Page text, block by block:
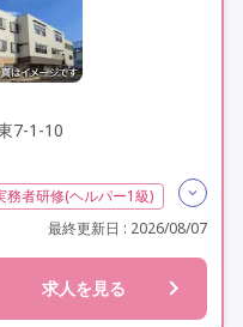
7-1-10
務者研修(ヘルパー1級)
常勤
交通費支給
定年65歳以上
最終更新日 : 2026/08/07
求人を見る